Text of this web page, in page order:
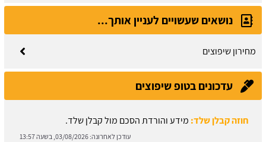
נושאים שעשויים לעניין אותך...
מחירון שיפוצים
עדכונים בטופ שיפוצים
תיקון קיר גבס:זקוקים לתיקוני גבס? הזמינו בעל מקצוע עוד היום.
עודכן לאחרונה:03/08/2026, בשעה 13:51